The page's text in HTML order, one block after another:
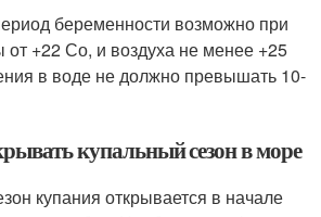
беременности возможно при
от +22 Со, и воздуха не менее +25
в воде не должно превышать 10-
купальный сезон в море
купания открывается в начале